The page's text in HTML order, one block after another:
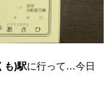
も)駅に行って…今日